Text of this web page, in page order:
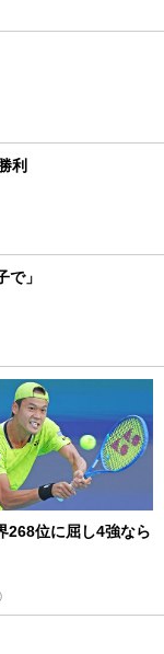
利
」
268位に屈し4強なら